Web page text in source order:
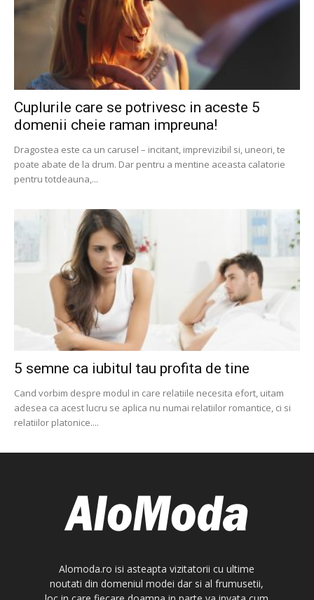
Cuplurile care se potrivesc in aceste 5
domenii cheie raman impreuna!
Dragostea este ca un carusel – incitant, imprevizibil si, uneori, te
poate abate de la drum. Dar pentru a mentine aceasta calatorie
pentru totdeauna,...
5 semne ca iubitul tau profita de tine
Cand vorbim despre modul in care relatiile necesita efort, uitam
adesea ca acest lucru se aplica nu numai relatiilor romantice, ci si
relatiilor platonice....
Alomoda.ro isi asteapta vizitatorii cu ultime
noutati din domeniul modei dar si al frumusetii,